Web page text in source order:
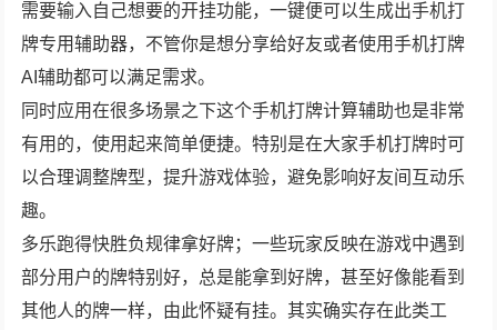
需要输入自己想要的开挂功能，一键便可以生成出手机打
牌专用辅助器，不管你是想分享给好友或者使用手机打牌
AI辅助都可以满足需求。
同时应用在很多场景之下这个手机打牌计算辅助也是非常
有用的，使用起来简单便捷。特别是在大家手机打牌时可
以合理调整牌型，提升游戏体验，避免影响好友间互动乐
趣。
多乐跑得快胜负规律拿好牌；一些玩家反映在游戏中遇到
部分用户的牌特别好，总是能拿到好牌，甚至好像能看到
其他人的牌一样，由此怀疑有挂。其实确实存在此类工